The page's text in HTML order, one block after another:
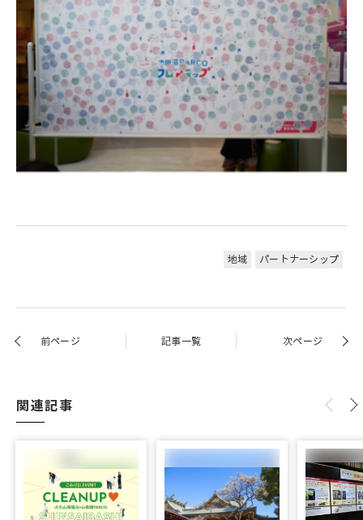
地域 パートナーシップ
前ページ 記事一覧 次ページ
関連記事